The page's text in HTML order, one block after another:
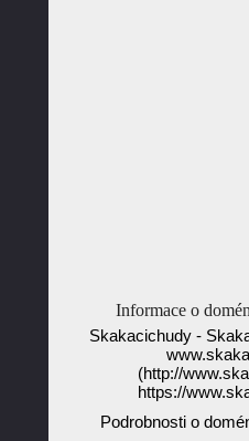
Informace o
Skakacichudy -
(http://
https://
Podrobnosti o